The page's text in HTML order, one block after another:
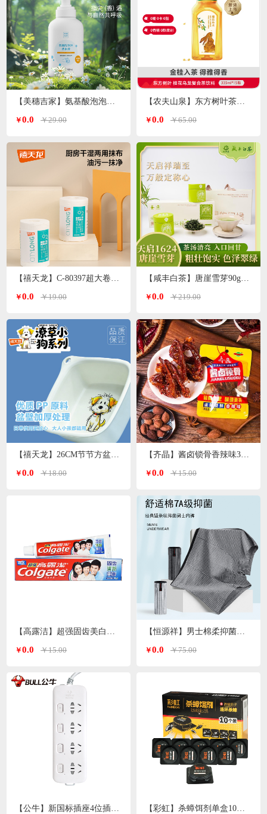
￥0.0 ￥29.00
￥0.0 ￥19.00
【禧天龙】26CM节节方盆P-1017
￥0.0 ￥18.00
【高露洁】超强固齿美白牙膏90g/支
￥0.0 ￥15.00
【公牛】新国标插座4位插孔分控全长1.8米S1043
￥0.0 ￥65.00
￥0.0 ￥219.00
【齐晶】酱卤锁骨香辣味35g*4包
￥0.0 ￥15.00
【恒源祥】男士棉柔抑菌平角内裤竖纹四条装（颜色随机）
￥0.0 ￥75.00
【彩虹】杀蟑饵剂单盒10个*2盒装5802-2